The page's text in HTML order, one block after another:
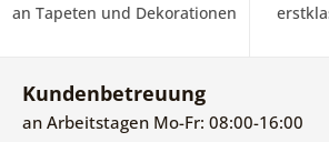
an Tapeten und Dekorationen
Kundenbetreuung
an Arbeitstagen Mo-Fr: 08:00-16:00